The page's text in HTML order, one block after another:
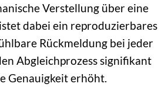
Verstellung über eine
dabei ein reproduzierbares
Rückmeldung bei jeder
Abgleichprozess signifikant
Genauigkeit erhöht.